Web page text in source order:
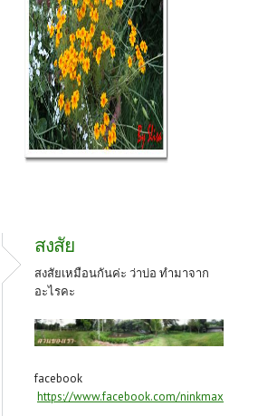
สงสัย
สงสัยเหมือนกันค่ะ ว่าบ่อ ทำมาจาก
อะไรคะ
facebook
https://www.facebook.com/ninkmax